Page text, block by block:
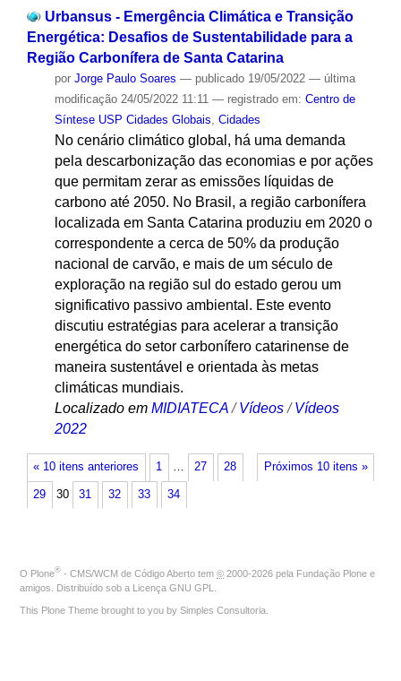
Urbansus - Emergência Climática e Transição
Energética: Desafios de Sustentabilidade para a
Região Carbonífera de Santa Catarina
por Jorge Paulo Soares — publicado19/05/2022 — última
modificação24/05/2022 11:11 — registrado em: Centro de
Síntese USP Cidades Globais, Cidades
No cenário climático global, há uma demanda
pela descarbonização das economias e por ações
que permitam zerar as emissões líquidas de
carbono até 2050. No Brasil, a região carbonífera
localizada em Santa Catarina produziu em 2020 o
correspondente a cerca de 50% da produção
nacional de carvão, e mais de um século de
exploração na região sul do estado gerou um
significativo passivo ambiental. Este evento
discutiu estratégias para acelerar a transição
energética do setor carbonífero catarinense de
maneira sustentável e orientada às metas
climáticas mundiais.
Localizado em MIDIATECA /Vídeos /Vídeos
2022
« 10 itens anteriores Próximos 10 itens »
1 … 27 28
29 30 31 32 33 34
O Plone® - CMS/WCM de Código Aberto tem © 2000-2026 pela Fundação Plone e
amigos. Distribuído sob a Licença GNU GPL
This Plone Theme brought to you by Simples Consultoria